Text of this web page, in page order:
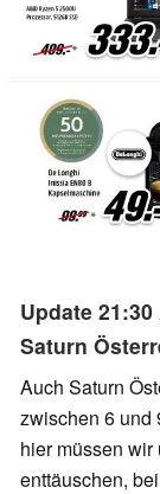
Update
Saturn
Auch Saturn
zwischen 6 und
hier müssen
enttäuschen,